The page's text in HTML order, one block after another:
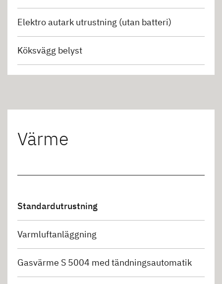
Elektro autark utrustning (utan batteri)
Köksvägg belyst
Värme
Standardutrustning
Varmluftanläggning
Gasvärme S 5004 med tändningsautomatik